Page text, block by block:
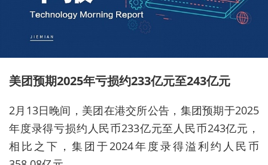
美团预期2025年亏损约233亿元至243亿元
2月13日晚间，美团在港交所公告，集团预期于2025
年度录得亏损约人民币233亿元至人民币243亿元，
相比之下，集团于2024年度录得溢利约人民币